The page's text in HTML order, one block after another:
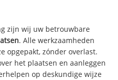
zijn wij uw betrouwbare
. Alle werkzaamheden
opgepakt, zónder overlast.
het plaatsen en aanleggen
op deskundige wijze